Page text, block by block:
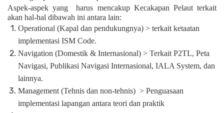
Aspek-aspek yang
harus mencakup Kecakapan Pelaut terkait
akan hal-hal dibawah ini antara lain:
Operational (Kapal dan pendukungnya) > terkait ketaatan
implementasi ISM Code.
Navigation (Domestik & Internasional) > Terkait P2TL, Peta
Navigasi, Publikasi Navigasi Internasional, IALA System, dan
lainnya.
Management (Tehnis dan non-tehnis) > Penguasaan
implementasi lapangan antara teori dan praktik